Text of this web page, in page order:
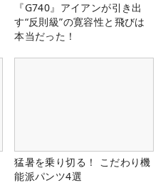
『G740』アイアンが引き出
す“反則級”の寛容性と飛びは
本当だった！
猛暑を乗り切る！ こだわり機
能派パンツ4選